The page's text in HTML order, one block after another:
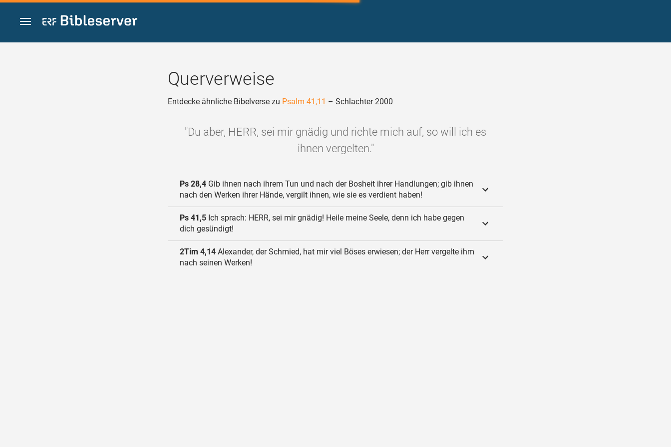
Zum Inhalt springen
Querverweise
Entdecke ähnliche Bibelverse zu Psalm 41,11 – Schlachter 2000
"Du aber, HERR, sei mir gnädig und richte mich auf, so will ich es
ihnen vergelten."
Ps 28,4 Gib ihnen nach ihrem Tun und nach der Bosheit ihrer Handlungen; gib ihnen
nach den Werken ihrer Hände, vergilt ihnen, wie sie es verdient haben!
Ps 41,5 Ich sprach: HERR, sei mir gnädig! Heile meine Seele, denn ich habe gegen
dich gesündigt!
2Tim 4,14 Alexander, der Schmied, hat mir viel Böses erwiesen; der Herr vergelte ihm
nach seinen Werken!